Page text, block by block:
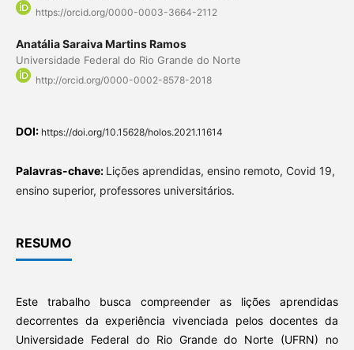
https://orcid.org/0000-0003-3664-2112
Anatália Saraiva Martins Ramos
Universidade Federal do Rio Grande do Norte
http://orcid.org/0000-0002-8578-2018
DOI: https://doi.org/10.15628/holos.2021.11614
Palavras-chave: Lições aprendidas, ensino remoto, Covid 19,
ensino superior, professores universitários.
RESUMO
Este trabalho busca compreender as lições aprendidas
decorrentes da experiência vivenciada pelos docentes da
Universidade Federal do Rio Grande do Norte (UFRN) no